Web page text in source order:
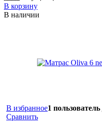
В корзину
В наличии
В избранное1 пользователь
Сравнить